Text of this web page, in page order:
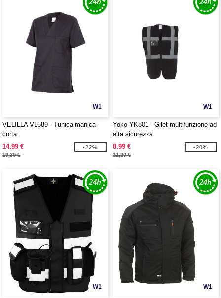
W1
VELILLA VL589 - Tunica manica
corta
14,99 €
19,30 €
-22%
W1
Yoko YK801 - Gilet multifunzione ad
alta sicurezza
8,99 €
11,20 €
-20%
W1 W1